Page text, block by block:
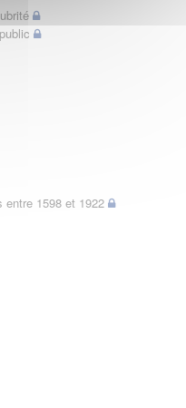
entre 1598 et 1922